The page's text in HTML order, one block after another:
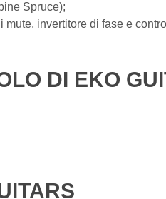
Spruce);
invertitore di fase e
DI EKO